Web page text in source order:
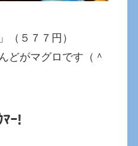
」（５７７円）
どがマグロです（＾
ｰ!